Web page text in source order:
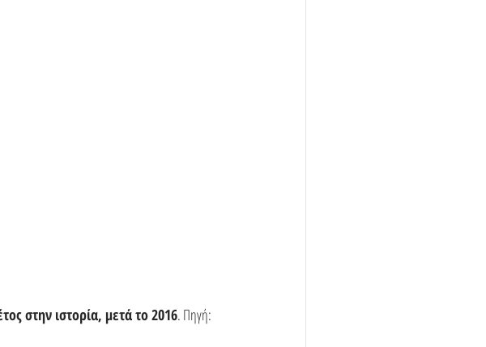
στην ιστορία, μετά το 2016. Πηγή: